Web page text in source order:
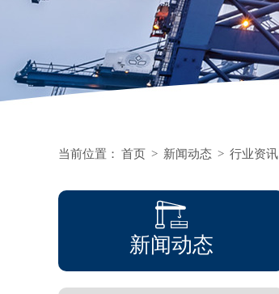
当前位置： 首页 > 新闻动态 > 行业资讯
新闻动态